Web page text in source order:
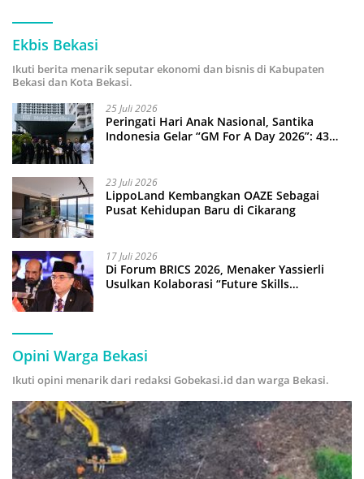
Ekbis Bekasi
Ikuti berita menarik seputar ekonomi dan bisnis di Kabupaten
Bekasi dan Kota Bekasi.
25 Juli 2026
Peringati Hari Anak Nasional, Santika
Indonesia Gelar “GM For A Day 2026”: 43
23 Juli 2026
LippoLand Kembangkan OAZE Sebagai
Pusat Kehidupan Baru di Cikarang
17 Juli 2026
Di Forum BRICS 2026, Menaker Yassierli
Usulkan Kolaborasi “Future Skills
Opini Warga Bekasi
Ikuti opini menarik dari redaksi Gobekasi.id dan warga Bekasi.